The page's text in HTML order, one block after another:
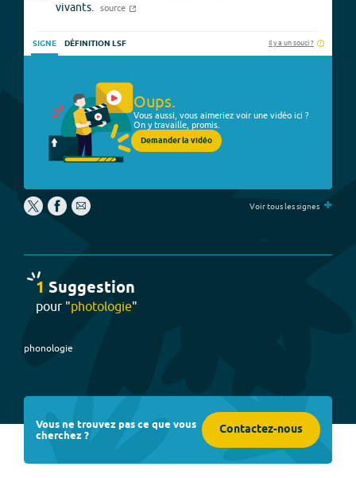
vivants.
source
SIGNE DÉFINITION LSF Il y a un souci ?
Oups.
Vous aussi, vous aimeriez voir une vidéo ici ?
On y travaille, promis.
Demander la vidéo
Voir tous les signes +
1 Suggestion
pour "photologie"
phonologie
Vous ne trouvez pas ce que vous
cherchez ? Contactez-nous